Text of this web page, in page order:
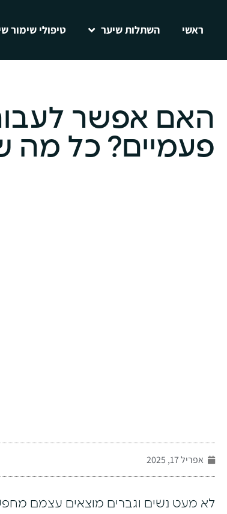
ראשי השתלות שיער טיפולי שימור
האם אפשר
פעמיים? כל מה
אפריל 17, 2025
לא מעט נשים וגברים מוצאים עצמם